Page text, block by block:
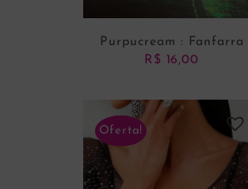
ADICIONAR AO CARRINHO
Purpucream : Fanfarra
R$ 16,00
Oferta!